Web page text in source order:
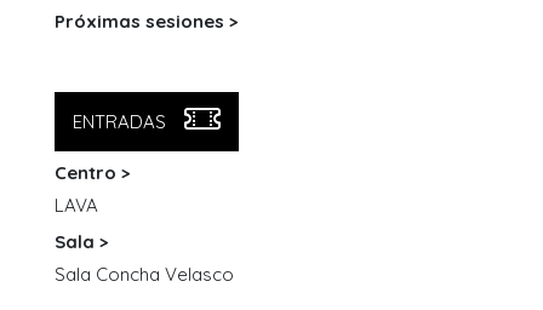
Vaillo
Annabel Barrufet
Una producción de La Perla 29
Próximas sesiones >
ENTRADAS
Centro >
LAVA
Sala >
Sala Concha Velasco